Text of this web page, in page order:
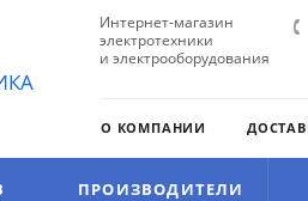
Интернет-магазин
электротехники
и электрооборудования
О КОМПАНИИ
ПРОИЗВОДИТЕЛИ